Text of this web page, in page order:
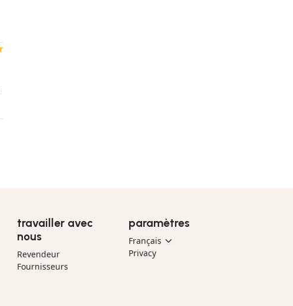
travailler avec
nous
Revendeur
Fournisseurs
paramètres
Privacy